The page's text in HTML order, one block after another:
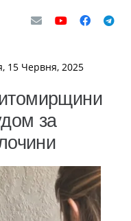
15 Червня, 2025
за